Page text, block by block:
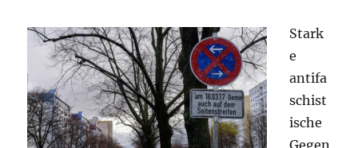
Stark
e
antifa
schist
ische
Gegen